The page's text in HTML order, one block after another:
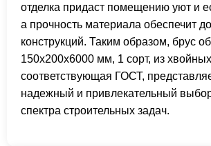
отделка придаст помещению уют и
а прочность материала обеспечит
конструкций. Таким образом, брус
150х200х6000 мм, 1 сорт, из
соответствующая ГОСТ,
надежный и привлекательный
спектра строительных задач.